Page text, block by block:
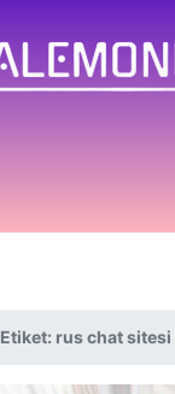
Etiket: rus chat sitesi